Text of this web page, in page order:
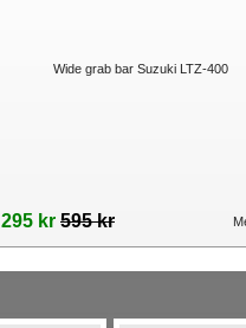
295 kr 595 kr